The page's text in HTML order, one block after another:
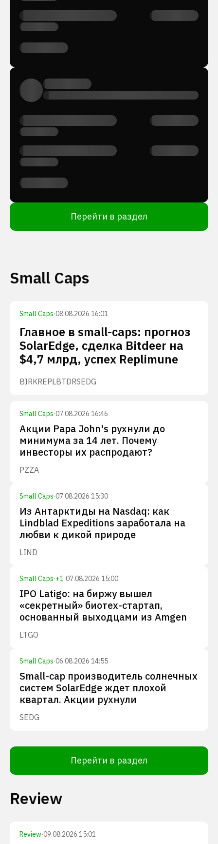
Перейти в раздел
Small Caps
Small Caps·08.08.2026 16:01
Главное в small-caps: прогноз
SolarEdge, сделка Bitdeer на
$4,7 млрд, успех Replimune
BIRKREPLBTDRSEDG
Small Caps·07.08.2026 16:46
Акции Papa John's рухнули до
минимума за 14 лет. Почему
инвесторы их распродают?
PZZA
Small Caps·07.08.2026 15:30
Из Антарктиды на Nasdaq: как
Lindblad Expeditions заработала на
любви к дикой природе
LIND
Small Caps·+1·07.08.2026 15:00
IPO Latigo: на биржу вышел
«секретный» биотех-стартап,
основанный выходцами из Amgen
LTGO
Small Caps·06.08.2026 14:55
Small-cap производитель солнечных
систем SolarEdge ждет плохой
квартал. Акции рухнули
SEDG
Перейти в раздел
Review
Review·09.08.2026 15:01